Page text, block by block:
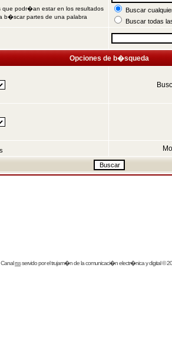
que podr�an estar en los resultados
b�scar partes de una palabra
Buscar
Buscar todas
Opciones de b�squeda
Canalrssservido por eltrujam�nde la comunicaci�n electr�nica y digital ©